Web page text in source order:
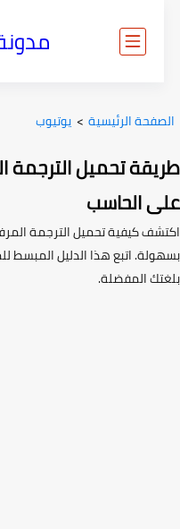
الرئيسية> يوتيوب
تحميل الترجمة
الحاسب
كيفية تحميل الترجمة
اتبع هذا الدليل المبسط
المفضلة.